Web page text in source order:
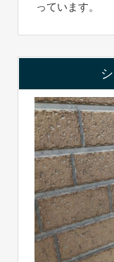
っています。